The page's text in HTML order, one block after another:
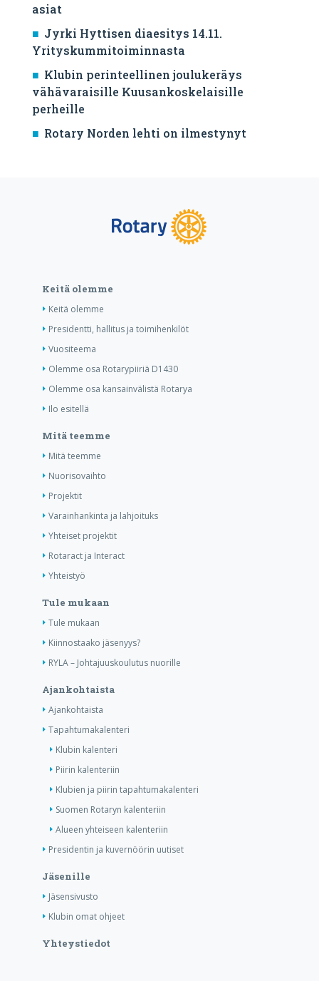
asiat
Jyrki Hyttisen diaesitys 14.11.
Yrityskummitoiminnasta
Klubin perinteellinen joulukeräys
vähävaraisille Kuusankoskelaisille
perheille
Rotary Norden lehti on ilmestynyt
Keitä olemme
Keitä olemme
Presidentti, hallitus ja toimihenkilöt
Vuositeema
Olemme osa Rotarypiiriä D1430
Olemme osa kansainvälistä Rotarya
Ilo esitellä
Mitä teemme
Mitä teemme
Nuorisovaihto
Projektit
Varainhankinta ja lahjoituks
Yhteiset projektit
Rotaract ja Interact
Yhteistyö
Tule mukaan
Tule mukaan
Kiinnostaako jäsenyys?
RYLA – Johtajuuskoulutus nuorille
Ajankohtaista
Ajankohtaista
Tapahtumakalenteri
Klubin kalenteri
Piirin kalenteriin
Klubien ja piirin tapahtumakalenteri
Suomen Rotaryn kalenteriin
Alueen yhteiseen kalenteriin
Presidentin ja kuvernöörin uutiset
Jäsenille
Jäsensivusto
Klubin omat ohjeet
Yhteystiedot